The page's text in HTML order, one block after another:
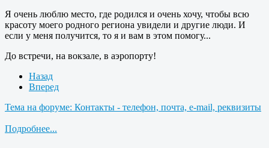
Я очень люблю место, где родился и очень хочу, чтобы всю
красоту моего родного региона увидели и другие люди. И
если у меня получится, то я и вам в этом помогу...
До встречи, на вокзале, в аэропорту!
Назад
Вперед
Тема на форуме: Контакты - телефон, почта, e-mail, реквизиты
Подробнее...